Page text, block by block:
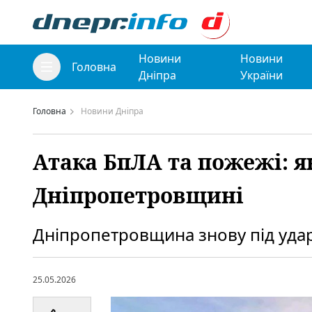
Головна
Новини
Дніпра
Новини
України
Головна Новини Дніпра
Атака БпЛА та пожежі:
Дніпропетровщині
Дніпропетровщина знову під
25.05.2026